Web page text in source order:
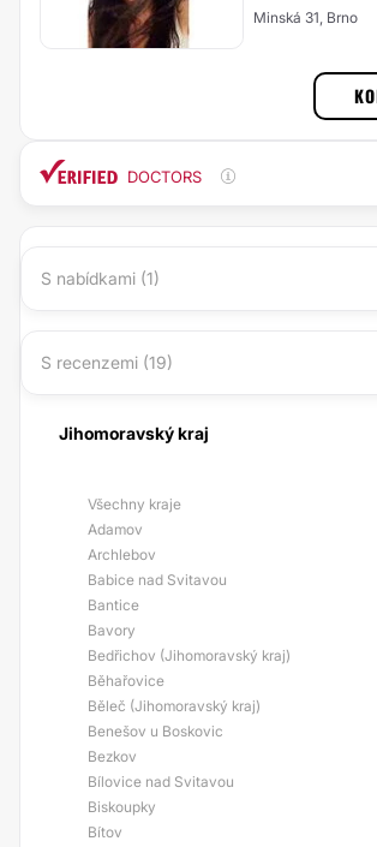
Minská 31, Brno
DOCTORS
S nabídkami (1)
S recenzemi (19)
Jihomoravský kraj
Všechny kraje
Adamov
Archlebov
Babice nad Svitavou
Bantice
Bavory
Bedřichov (Jihomoravský kraj)
Běhařovice
Běleč (Jihomoravský kraj)
Benešov u Boskovic
Bezkov
Bílovice nad Svitavou
Biskoupky
Bítov